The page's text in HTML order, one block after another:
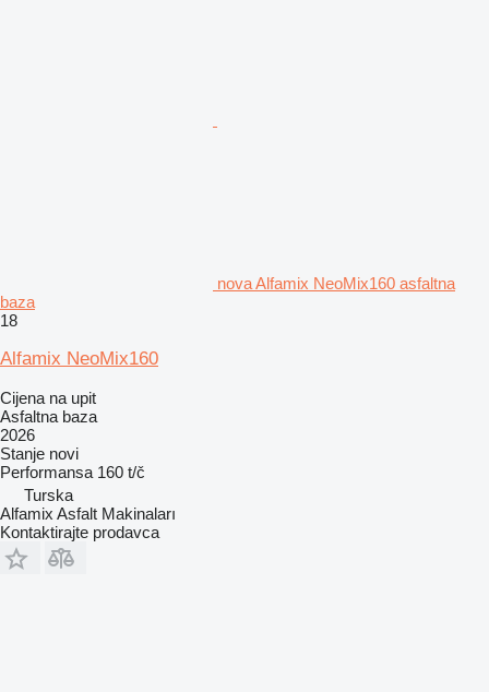
nova Alfamix NeoMix160 asfaltna
baza
18
Alfamix NeoMix160
Cijena na upit
Asfaltna baza
2026
Stanje novi
Performansa 160 t/č
Turska
Alfamix Asfalt Makinaları
Kontaktirajte prodavca